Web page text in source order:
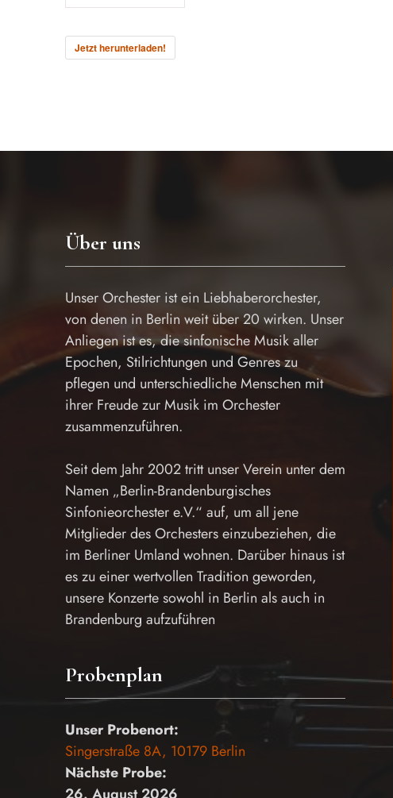
Jetzt herunterladen!
Über uns
Unser Orchester ist ein Liebhaberorchester,
von denen in Berlin weit über 20 wirken. Unser
Anliegen ist es, die sinfonische Musik aller
Epochen, Stilrichtungen und Genres zu
pflegen und unterschiedliche Menschen mit
ihrer Freude zur Musik im Orchester
zusammenzuführen.
Seit dem Jahr 2002 tritt unser Verein unter dem
Namen „Berlin-Brandenburgisches
Sinfonieorchester e.V.“ auf, um all jene
Mitglieder des Orchesters einzubeziehen, die
im Berliner Umland wohnen. Darüber hinaus ist
es zu einer wertvollen Tradition geworden,
unsere Konzerte sowohl in Berlin als auch in
Brandenburg aufzuführen
Probenplan
Unser Probenort:
Singerstraße 8A, 10179 Berlin
Nächste Probe: